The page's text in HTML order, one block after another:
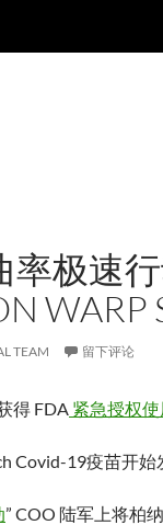
率极速
WARP
TEAM 留下评论
得 FDA 紧急授权使
Covid-19疫苗开始
” COO 陆军上将柏